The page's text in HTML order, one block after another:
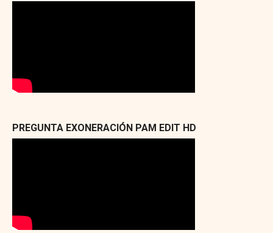
PREGUNTA EXONERACIÓN PAM EDIT HD